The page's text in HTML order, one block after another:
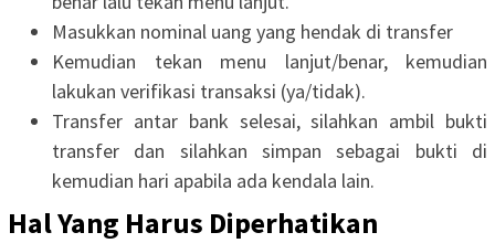
Masukkan nominal uang yang hendak di transfer
Kemudian tekan menu lanjut/benar, kemudian
lakukan verifikasi transaksi (ya/tidak).
Transfer antar bank selesai, silahkan ambil bukti
transfer dan silahkan simpan sebagai bukti di
kemudian hari apabila ada kendala lain.
Hal Yang Harus Diperhatikan